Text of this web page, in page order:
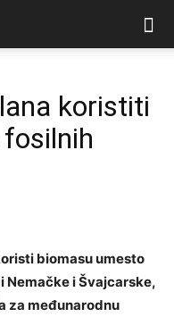
koristiti
biomasu umesto
i Švajcarske,
za međunarodnu